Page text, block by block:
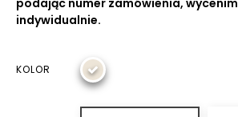
podając numer zamówienia,
indywidualnie.
KOLOR